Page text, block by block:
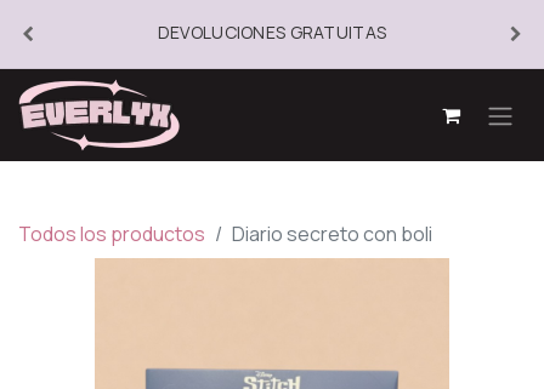
DEVOLUCIONES GRATUITAS
Todos los productos Diario secreto con boli